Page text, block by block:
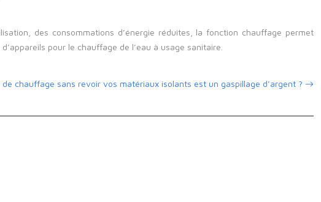
des consommations d’énergie réduites, la fonction chauffage permet
pour le chauffage de l’eau à usage sanitaire.
chauffage sans revoir vos matériaux isolants est un gaspillage d’argent ?